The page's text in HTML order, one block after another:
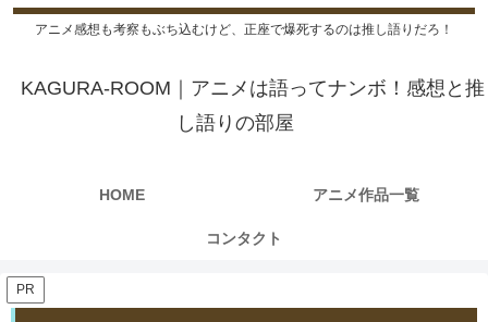
アニメ感想も考察もぶち込むけど、正座で爆死するのは推し語りだろ！
KAGURA-ROOM｜アニメは語ってナンボ！感想と推
し語りの部屋
HOME アニメ作品一覧
コンタクト
PR